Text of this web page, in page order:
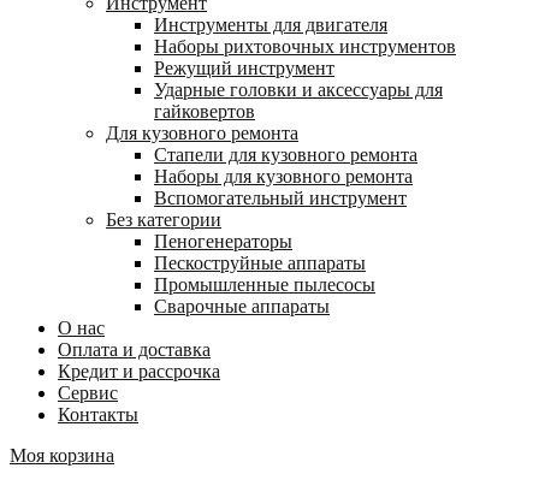
Инструменты для двигателя
Наборы рихтовочных инструментов
Режущий инструмент
Ударные головки и аксессуары для
гайковертов
Для кузовного ремонта
Стапели для кузовного ремонта
Наборы для кузовного ремонта
Вспомогательный инструмент
Без категории
Пеногенераторы
Пескоструйные аппараты
Промышленные пылесосы
Сварочные аппараты
О нас
Оплата и доставка
Кредит и рассрочка
Сервис
Контакты
Моя корзина